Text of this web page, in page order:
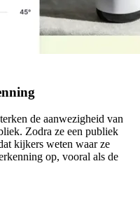
de aanwezigheid van
Zodra ze een publiek
kijkers weten waar ze
op, vooral als de